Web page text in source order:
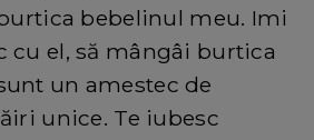
bebelinul meu. Imi
cu el, să mângâi burtica
un amestec de
unice. Te iubesc